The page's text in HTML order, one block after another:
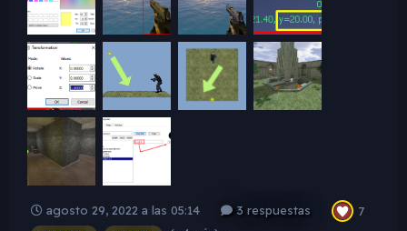
agosto 29, 2022 a las 05:14 3 respuestas 7